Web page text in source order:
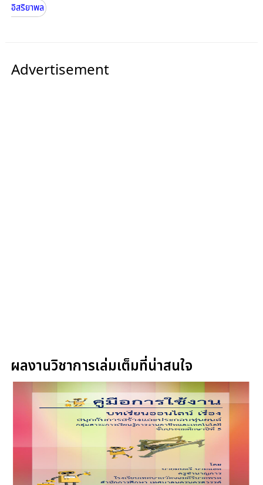
อิสริยาพล
Advertisement
ผลงานวิชาการเล่มเต็มที่น่าสนใจ